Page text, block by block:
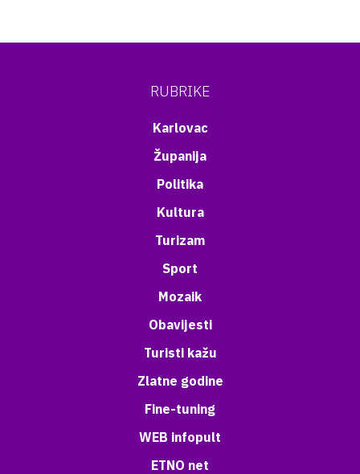
RUBRIKE
Karlovac
Županija
Politika
Kultura
Turizam
Sport
Mozaik
Obavijesti
Turisti kažu
Zlatne godine
Fine-tuning
WEB infopult
ETNO net